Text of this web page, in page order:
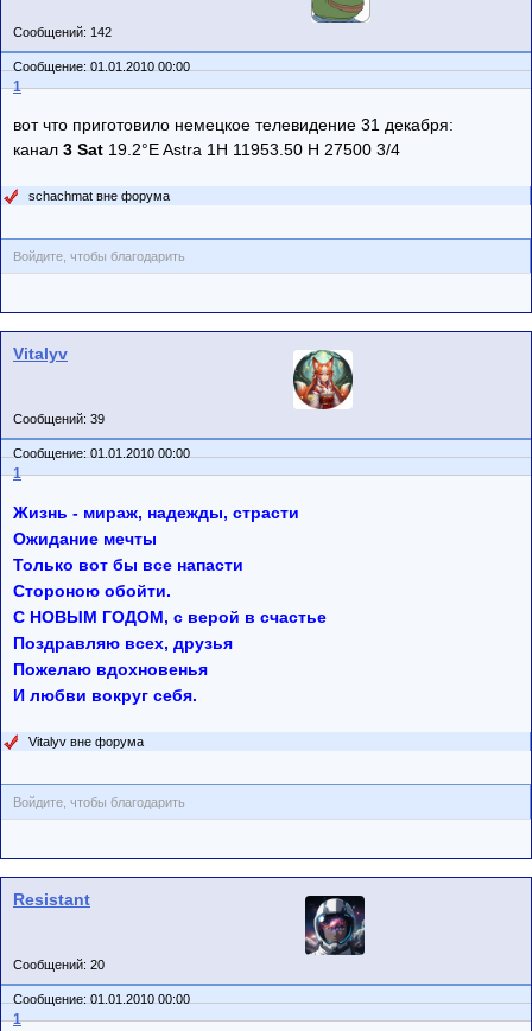
Сообщений: 142
Сообщение: 01.01.2010 00:00
1
вот что приготовило немецкое телевидение 31 декабря:
канал 3 Sat 19.2°E Astra 1H 11953.50 H 27500 3/4
schachmat вне форума
Войдите, чтобы благодарить
Vitalyv
Сообщений: 39
Сообщение: 01.01.2010 00:00
1
Жизнь - мираж, надежды, страсти
Ожидание мечты
Только вот бы все напасти
Стороною обойти.
С HОВЫМ ГОДОМ, с верой в счастье
Поздравляю всех, друзья
Пожелаю вдохновенья
И любви вокруг себя.
Vitalyv вне форума
Войдите, чтобы благодарить
Resistant
Сообщений: 20
Сообщение: 01.01.2010 00:00
1